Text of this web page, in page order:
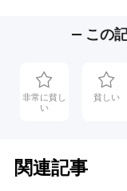
— この
非常に貧し
い
貧しい
関連記事